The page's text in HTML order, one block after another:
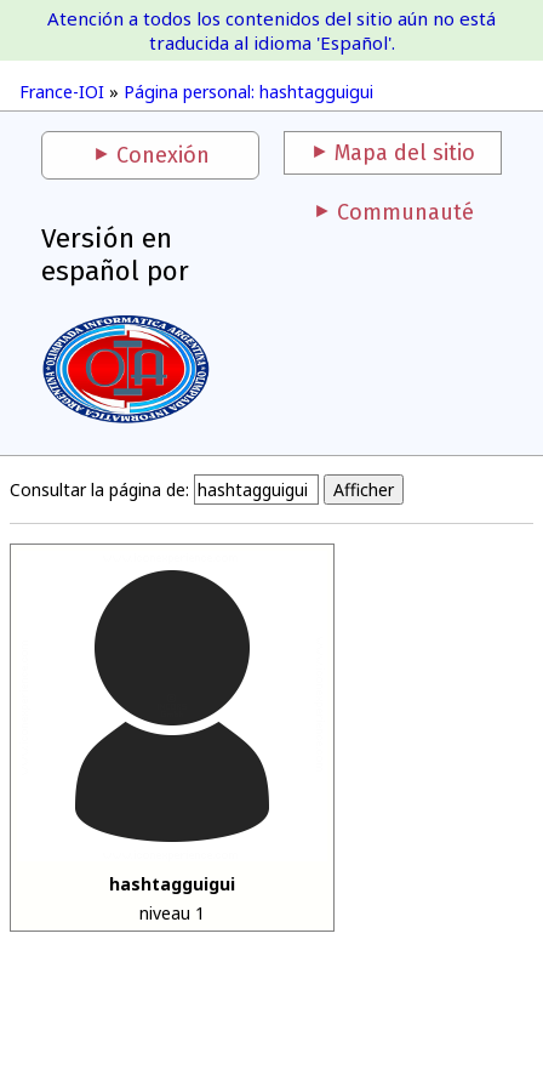
France-IOI
France-IOI » Página personal: hashtagguigui
Atención a todos los contenidos del sitio aún no está
traducida al idioma 'Español'.
Conexión Mapa del sitio
Versión en
español por
Communauté
Consultar la página de:
hashtagguigui
niveau 1